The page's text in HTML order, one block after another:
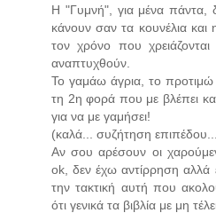
H "Γυμνή", για μένα πάντα,
κάνουν σαν τα κουνέλια και
τον χρόνο που
αναπτυχθούν.
Το γαμάω άγρια, το
τη 2η φορά που με βλέπει
για να με γαμήσει!
(καλά... συζήτηση
Αν σου αρέσουν οι
ok, δεν έχω αντίρρηση αλλά
την τακτική αυτή που
ότι γενικά τα βιβλία με μη